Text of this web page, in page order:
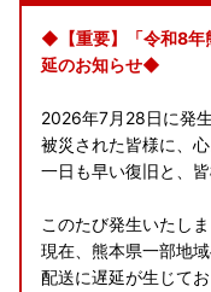
◆【重要】「令和8年
延のお知らせ◆
2026年7月28日に発
被災された皆様に、
一日も早い復旧と、
このたび発生いたし
現在、熊本県一部地
配送に遅延が生じてお